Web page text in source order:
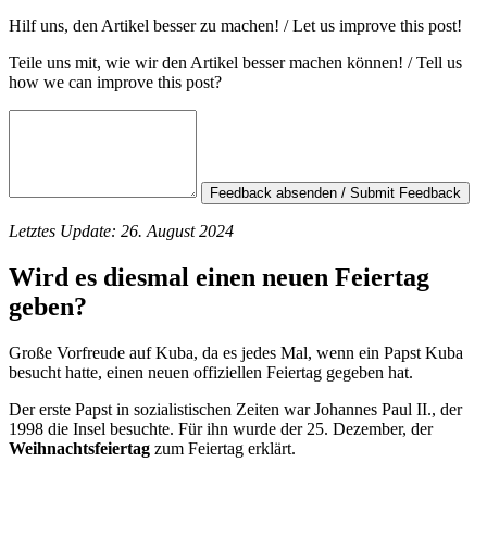
Hilf uns, den Artikel besser zu machen! / Let us improve this post!
Teile uns mit, wie wir den Artikel besser machen können! / Tell us
how we can improve this post?
Feedback absenden / Submit Feedback
Letztes Update: 26. August 2024
Wird es diesmal einen neuen Feiertag
geben?
Große Vorfreude auf Kuba, da es jedes Mal, wenn ein Papst Kuba
besucht hatte, einen neuen offiziellen Feiertag gegeben hat.
Der erste Papst in sozialistischen Zeiten war Johannes Paul II., der
1998 die Insel besuchte. Für ihn wurde der 25. Dezember, der
Weihnachtsfeiertag zum Feiertag erklärt.